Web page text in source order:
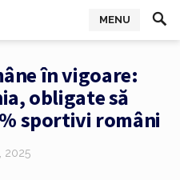
MENU
în vigoare:
obligate să
sportivi români
2025